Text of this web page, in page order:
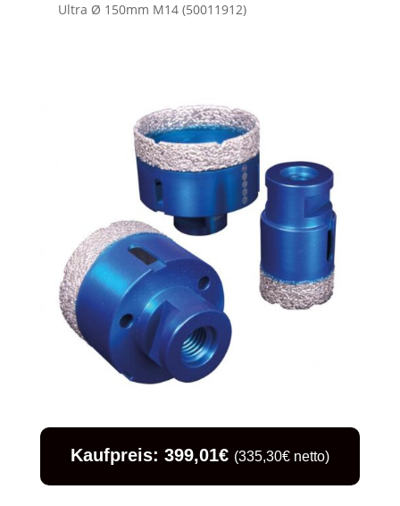
Ultra Ø 150mm M14 (50011912)
Kaufpreis: 399,01€ (335,30€ netto)